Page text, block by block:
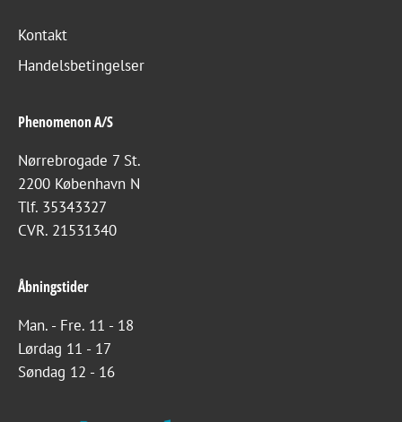
Kontakt
Handelsbetingelser
Phenomenon A/S
Nørrebrogade 7 St.
2200 København N
Tlf. 35343327
CVR. 21531340
Åbningstider
Man. - Fre. 11 - 18
Lørdag 11 - 17
Søndag 12 - 16